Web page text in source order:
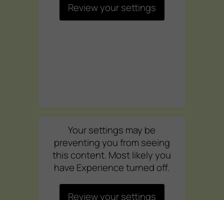
Review your settings
Your settings may be
preventing you from seeing
this content. Most likely you
have Experience turned off.
Review your settings